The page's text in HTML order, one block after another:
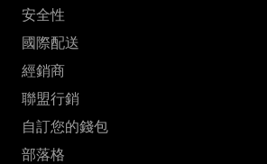
安全性
國際配送
經銷商
聯盟行銷
自訂您的錢包
部落格